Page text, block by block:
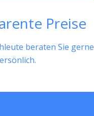
Preise
beraten Sie gerne